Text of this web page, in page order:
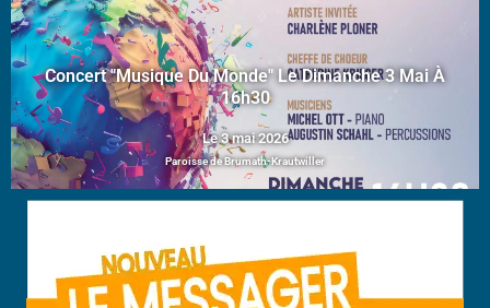
Concert "Musique Du Monde" Le Dimanche 3 Mai À
16h30
Le 3 mai 2026
Paroisse de Brumath-Krautwiller